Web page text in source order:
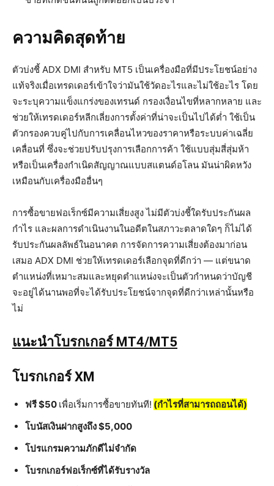
ความคิดสุดท้าย
ตัวบ่งชี้ ADX DMI สำหรับ MT5 เป็นเครื่องมือที่มีประโยชน์อย่าง
แท้จริงเมื่อเทรดเดอร์เข้าใจว่ามันใช้วัดอะไรและไม่ใช้อะไร โดย
จะระบุความแข็งแกร่งของเทรนด์ กรองเงื่อนไขที่หลากหลาย และ
ช่วยให้เทรดเดอร์หลีกเลี่ยงการตั้งค่าที่น่าจะเป็นไปได้ต่ำ ใช้เป็น
ตัวกรองควบคู่ไปกับการเคลื่อนไหวของราคาหรือระบบค่าเฉลี่ย
เคลื่อนที่ ซึ่งจะช่วยปรับปรุงการเลือกการค้า ใช้แบบสุ่มสี่สุ่มห้า
หรือเป็นเครื่องกำเนิดสัญญาณแบบสแตนด์อโลน มันน่าผิดหวัง
เหมือนกับเครื่องมืออื่นๆ
การซื้อขายฟอเร็กซ์มีความเสี่ยงสูง ไม่มีตัวบ่งชี้ใดรับประกันผล
กำไร และผลการดำเนินงานในอดีตในสภาวะตลาดใดๆ ก็ไม่ได้
รับประกันผลลัพธ์ในอนาคต การจัดการความเสี่ยงต้องมาก่อน
เสมอ ADX DMI ช่วยให้เทรดเดอร์เลือกจุดที่ดีกว่า — แต่ขนาด
ตำแหน่งที่เหมาะสมและหยุดตำแหน่งจะเป็นตัวกำหนดว่าบัญชี
จะอยู่ได้นานพอที่จะได้รับประโยชน์จากจุดที่ดีกว่าเหล่านั้นหรือ
ไม่
แนะนำโบรกเกอร์ MT4/MT5
โบรกเกอร์ XM
ฟรี $50 เพื่อเริ่มการซื้อขายทันที! (กำไรที่สามารถถอนได้)
โบนัสเงินฝากสูงถึง $5,000
โปรแกรมความภักดีไม่จำกัด
โบรกเกอร์ฟอเร็กซ์ที่ได้รับรางวัล